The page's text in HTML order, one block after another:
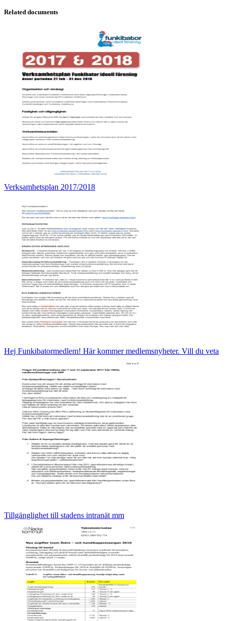
Related documents
Verksamhetsplan 2017/2018
Hej Funkibatormedlem! Här kommer medlemsnyheter. Vill du veta
Tillgänglighet till stadens intranät mm